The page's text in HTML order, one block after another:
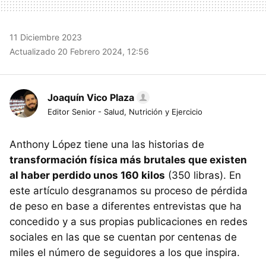
11 Diciembre 2023
Actualizado 20 Febrero 2024, 12:56
Joaquín Vico Plaza
Editor Senior - Salud, Nutrición y Ejercicio
Anthony López tiene una las historias de
transformación física más brutales que existen
al haber perdido unos 160 kilos (350 libras). En
este artículo desgranamos su proceso de pérdida
de peso en base a diferentes entrevistas que ha
concedido y a sus propias publicaciones en redes
sociales en las que se cuentan por centenas de
miles el número de seguidores a los que inspira.